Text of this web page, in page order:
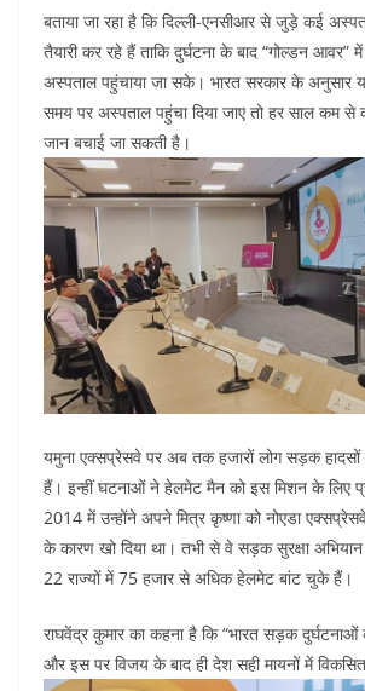
बताया जा रहा है कि दिल्ली-एनसीआर से जुड़े कई
तैयारी कर रहे हैं ताकि दुर्घटना के बाद “गोल्डन आवर”
अस्पताल पहुंचाया जा सके। भारत सरकार के अनुसार
समय पर अस्पताल पहुंचा दिया जाए तो हर साल कम से
जान बचाई जा सकती है।
यमुना एक्सप्रेसवे पर अब तक हजारों लोग सड़क
हैं। इन्हीं घटनाओं ने हेलमेट मैन को इस मिशन के लिए
2014 में उन्होंने अपने मित्र कृष्णा को नोएडा
के कारण खो दिया था। तभी से वे सड़क सुरक्षा
22 राज्यों में 75 हजार से अधिक हेलमेट बांट चुके हैं।
राघवेंद्र कुमार का कहना है कि “भारत सड़क
और इस पर विजय के बाद ही देश सही मायनों में विकसित